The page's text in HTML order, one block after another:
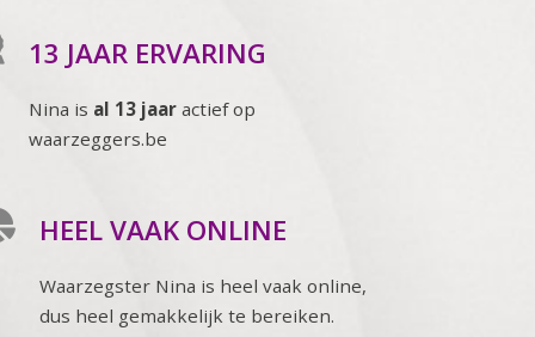
13 JAAR ERVARING
Nina is al 13 jaar actief op
waarzeggers.be
HEEL VAAK ONLINE
Waarzegster Nina is heel vaak online,
dus heel gemakkelijk te bereiken.